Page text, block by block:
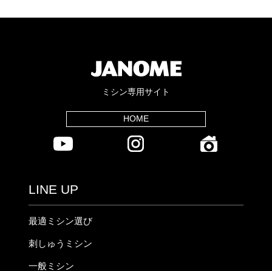
ミシン専用サイト
HOME
LINE UP
最適ミシン選び
刺しゅうミシン
一般ミシン